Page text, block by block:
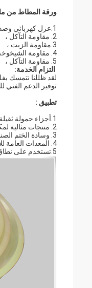
ورقة المطاط من
1.عزل كهربائي وصدمات عازلة ،
2. مقاومة التآكل ،
3.مقاومة الزيت ،
4. مقاومة الشيخوخة ،
5. مقاومة التآكل ،
التزام الخدمة:
لقد ظللنا نتمسك
توفير الدعم الفني
تطبيق :
1.أجزاء حمولة ثقيلة على الآلة الصناعية.
2. منتجات مثالية لمكافحة الضغط.
3. وسادة الختم الصناعية ، مكشطة طباعة الشاشة
4. المعدات العامة للآلات تعمل منضدية.
5.تستخدم على نطاق واسع في صناعة المعادن والتعدين والبترول والسيارات وصناعة البناء.